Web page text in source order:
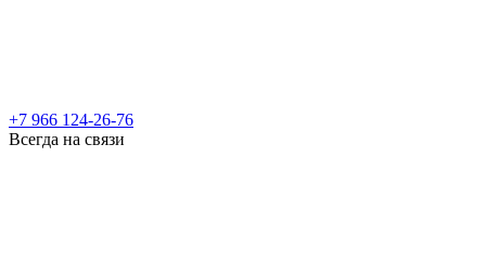
+7 966 124-26-76
Всегда на связи